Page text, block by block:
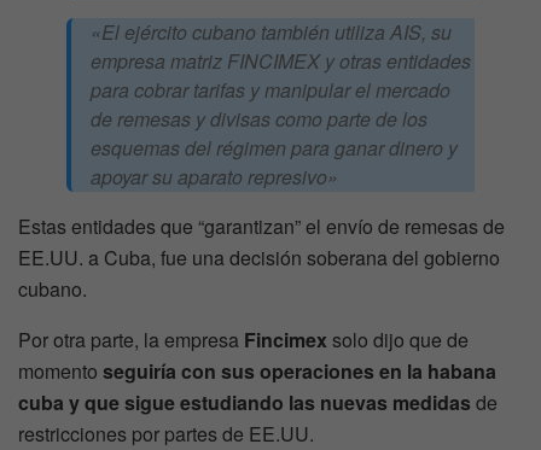
«El ejército cubano también utiliza AIS, su
empresa matriz FINCIMEX y otras entidades
para cobrar tarifas y manipular el mercado
de remesas y divisas como parte de los
esquemas del régimen para ganar dinero y
apoyar su aparato represivo»
Estas entidades que “garantizan” el envío de remesas de
EE.UU. a Cuba, fue una decisión soberana del gobierno
cubano.
Por otra parte, la empresa Fincimex solo dijo que de
momento seguiría con sus operaciones en la habana
cuba y que sigue estudiando las nuevas medidas de
restricciones por partes de EE.UU.